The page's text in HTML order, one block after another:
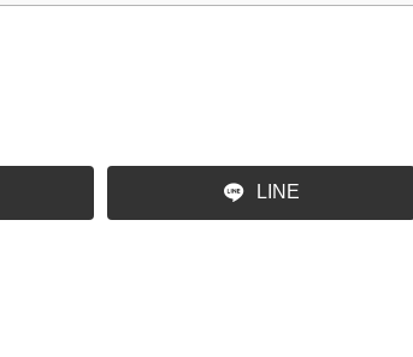
LINE